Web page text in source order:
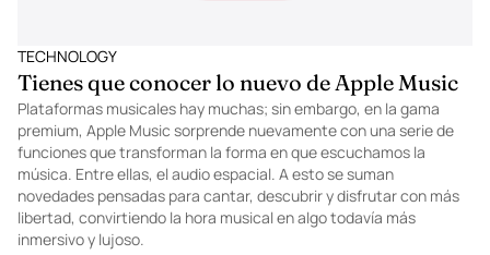
TECHNOLOGY
Tienes que conocer lo nuevo de Apple Music
Plataformas musicales hay muchas; sin embargo, en la gama
premium, Apple Music sorprende nuevamente con una serie de
funciones que transforman la forma en que escuchamos la
música. Entre ellas, el audio espacial. A esto se suman
novedades pensadas para cantar, descubrir y disfrutar con más
libertad, convirtiendo la hora musical en algo todavía más
inmersivo y lujoso.